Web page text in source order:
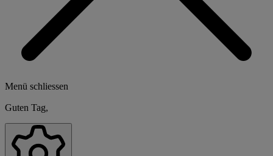
Menü schliessen
Guten Tag,